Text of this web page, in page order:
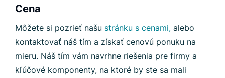
Cena
Môžete si pozrieť našu stránku s cenami, alebo
kontaktovať náš tím a získať cenovú ponuku na
mieru. Náš tím vám navrhne riešenia pre firmy a
kľúčové komponenty, na ktoré by ste sa mali